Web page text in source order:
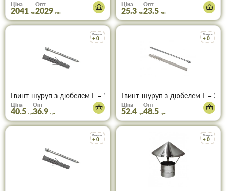
Ціна
2041 грн
Опт
2029 грн
Ціна
25.3 грн
Опт
23.5 грн
Бонуси
+ 0
Гвинт-шуруп з дюбелем L = 160 мм
Ціна
40.5 грн
Опт
36.9 грн
Бонуси
+ 0
Гвинт-шуруп з дюбелем L =
Ціна
52.4 грн
Опт
48.5 грн
Бонуси
+ 0
Бонуси
+ 0